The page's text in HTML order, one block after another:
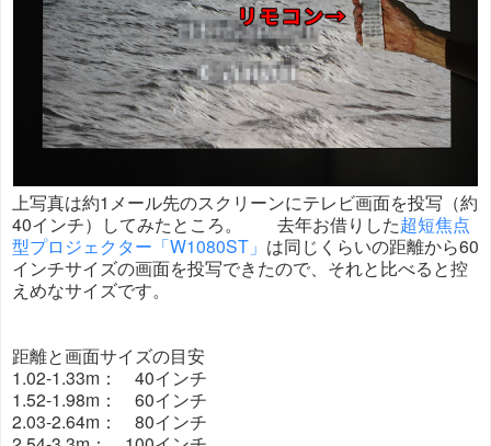
上写真は約1メール先のスクリーンにテレビ画面を投写（約
40インチ）してみたところ。 去年お借りした超短焦点
型プロジェクター「W1080ST」 は同じくらいの距離から60
インチサイズの画面を投写できたので、それと比べると控
えめなサイズです。
距離と画面サイズの目安
1.02-1.33m： 40インチ
1.52-1.98m： 60インチ
2.03-2.64m： 80インチ